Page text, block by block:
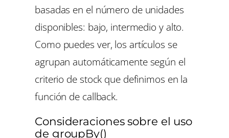
basadas en el número de unidades
disponibles: bajo, intermedio y alto.
Como puedes ver, los artículos se
agrupan automáticamente según el
criterio de stock que definimos en la
función de callback.
Consideraciones sobre el uso
de groupBy()